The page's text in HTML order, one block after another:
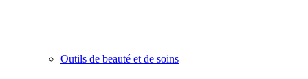
Outils de beauté et de soins